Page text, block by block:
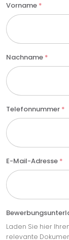
Vorname *
Nachname *
Telefonnummer *
E-Mail-Adresse *
Laden Sie hier
relevante